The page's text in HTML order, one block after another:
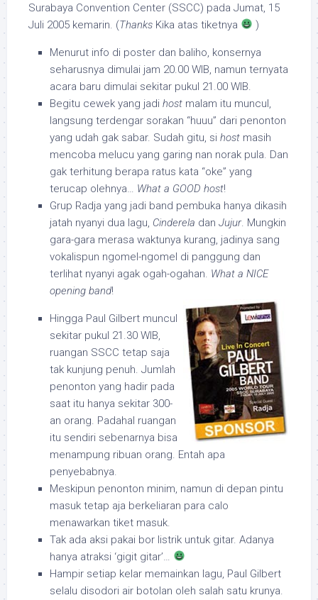
Surabaya Convention Center (SSCC) pada Jumat, 15
Juli 2005 kemarin. (Thanks Kika atas tiketnya )
Menurut info di poster dan baliho, konsernya
seharusnya dimulai jam 20.00 WIB, namun ternyata
acara baru dimulai sekitar pukul 21.00 WIB.
Begitu cewek yang jadi host malam itu muncul,
langsung terdengar sorakan “huuu” dari penonton
yang udah gak sabar. Sudah gitu, si host masih
mencoba melucu yang garing nan norak pula. Dan
gak terhitung berapa ratus kata “oke” yang
terucap olehnya… What a GOOD host!
Grup Radja yang jadi band pembuka hanya dikasih
jatah nyanyi dua lagu, Cinderela dan Jujur. Mungkin
gara-gara merasa waktunya kurang, jadinya sang
vokalispun ngomel-ngomel di panggung dan
terlihat nyanyi agak ogah-ogahan. What a NICE
opening band!
Hingga Paul Gilbert muncul
sekitar pukul 21.30 WIB,
ruangan SSCC tetap saja
tak kunjung penuh. Jumlah
penonton yang hadir pada
saat itu hanya sekitar 300-
an orang. Padahal ruangan
itu sendiri sebenarnya bisa
menampung ribuan orang. Entah apa
penyebabnya.
Meskipun penonton minim, namun di depan pintu
masuk tetap aja berkeliaran para calo
menawarkan tiket masuk.
Tak ada aksi pakai bor listrik untuk gitar. Adanya
hanya atraksi ‘gigit gitar’…
Hampir setiap kelar memainkan lagu, Paul Gilbert
selalu disodori air botolan oleh salah satu krunya.